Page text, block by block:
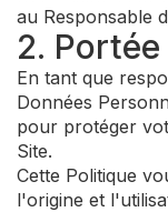
au Responsable
2.
En tant que
Données
pour protéger
Site.
Cette Politique
l'origine et